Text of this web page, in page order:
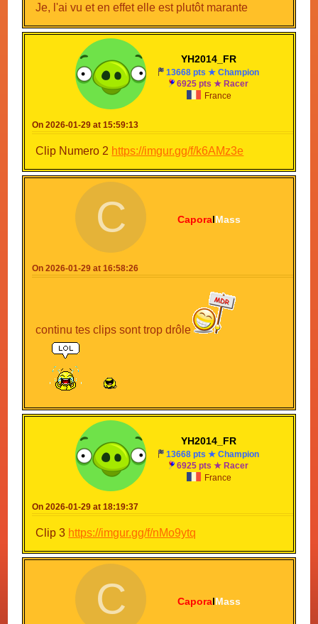
Je, l'ai vu et en effet elle est plutôt marante
YH2014_FR
13668 pts ★ Champion
6925 pts ★ Racer
France
On 2026-01-29 at 15:59:13
Clip Numero 2 https://imgur.gg/f/k6AMz3e
CaporalMass
C
On 2026-01-29 at 16:58:26
continu tes clips sont trop drôle
YH2014_FR
13668 pts ★ Champion
6925 pts ★ Racer
France
On 2026-01-29 at 18:19:37
Clip 3 https://imgur.gg/f/nMo9ytq
CaporalMass
C